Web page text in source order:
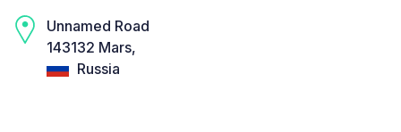
Unnamed Road
143132 Mars,
Russia